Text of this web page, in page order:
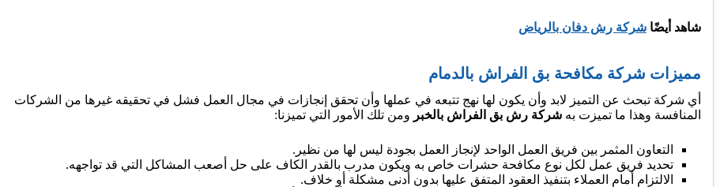
شاهد أيضًا شركة رش دفان بالرياض
مميزات شركة مكافحة بق الفراش بالدمام
أي شركة تبحث عن التميز لابد وأن يكون لها نهج تتبعه في عملها وأن تحقق إنجازات في مجال العمل فشل في تحقيقه غيرها من الشركات
المنافسة وهذا ما تميزت به شركة رش بق الفراش بالخبر ومن تلك الأمور التي تميزنا:
التعاون المثمر بين فريق العمل الواحد لإنجاز العمل بجودة ليس لها من نظير.
تحديد فريق عمل لكل نوع مكافحة حشرات خاص به ويكون مدرب بالقدر الكاف على حل أصعب المشاكل التي قد تواجهه.
الالتزام أمام العملاء بتنفيذ العقود المتفق عليها بدون أدنى مشكلة أو خلاف.